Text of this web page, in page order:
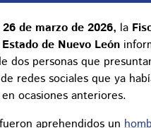
26 de marzo de 2026, la
de Nuevo León
dos personas que
redes sociales que ya
ocasiones anteriores.
aprehendidos un